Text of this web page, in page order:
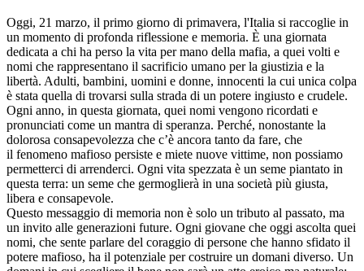
Oggi, 21 marzo, il primo giorno di primavera, l'Italia si raccoglie in
un momento di profonda riflessione e memoria. È una giornata
dedicata a chi ha perso la vita per mano della mafia, a quei volti e
nomi che rappresentano il sacrificio umano per la giustizia e la
libertà. Adulti, bambini, uomini e donne, innocenti la cui unica colpa
è stata quella di trovarsi sulla strada di un potere ingiusto e crudele.
Ogni anno, in questa giornata, quei nomi vengono ricordati e
pronunciati come un mantra di speranza. Perché, nonostante la
dolorosa consapevolezza che c’è ancora tanto da fare, che
il fenomeno mafioso persiste e miete nuove vittime, non possiamo
permetterci di arrenderci. Ogni vita spezzata è un seme piantato in
questa terra: un seme che germoglierà in una società più giusta,
libera e consapevole.
Questo messaggio di memoria non è solo un tributo al passato, ma
un invito alle generazioni future. Ogni giovane che oggi ascolta quei
nomi, che sente parlare del coraggio di persone che hanno sfidato il
potere mafioso, ha il potenziale per costruire un domani diverso. Un